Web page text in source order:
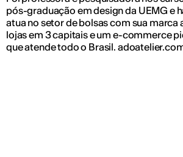
pós-graduação em design da UEMG e
atua no setor de bolsas com sua marca
lojas em 3 capitais e um e-commerce
que atende todo o Brasil.